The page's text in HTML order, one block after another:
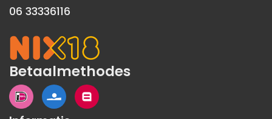
06 33336116
Betaalmethodes